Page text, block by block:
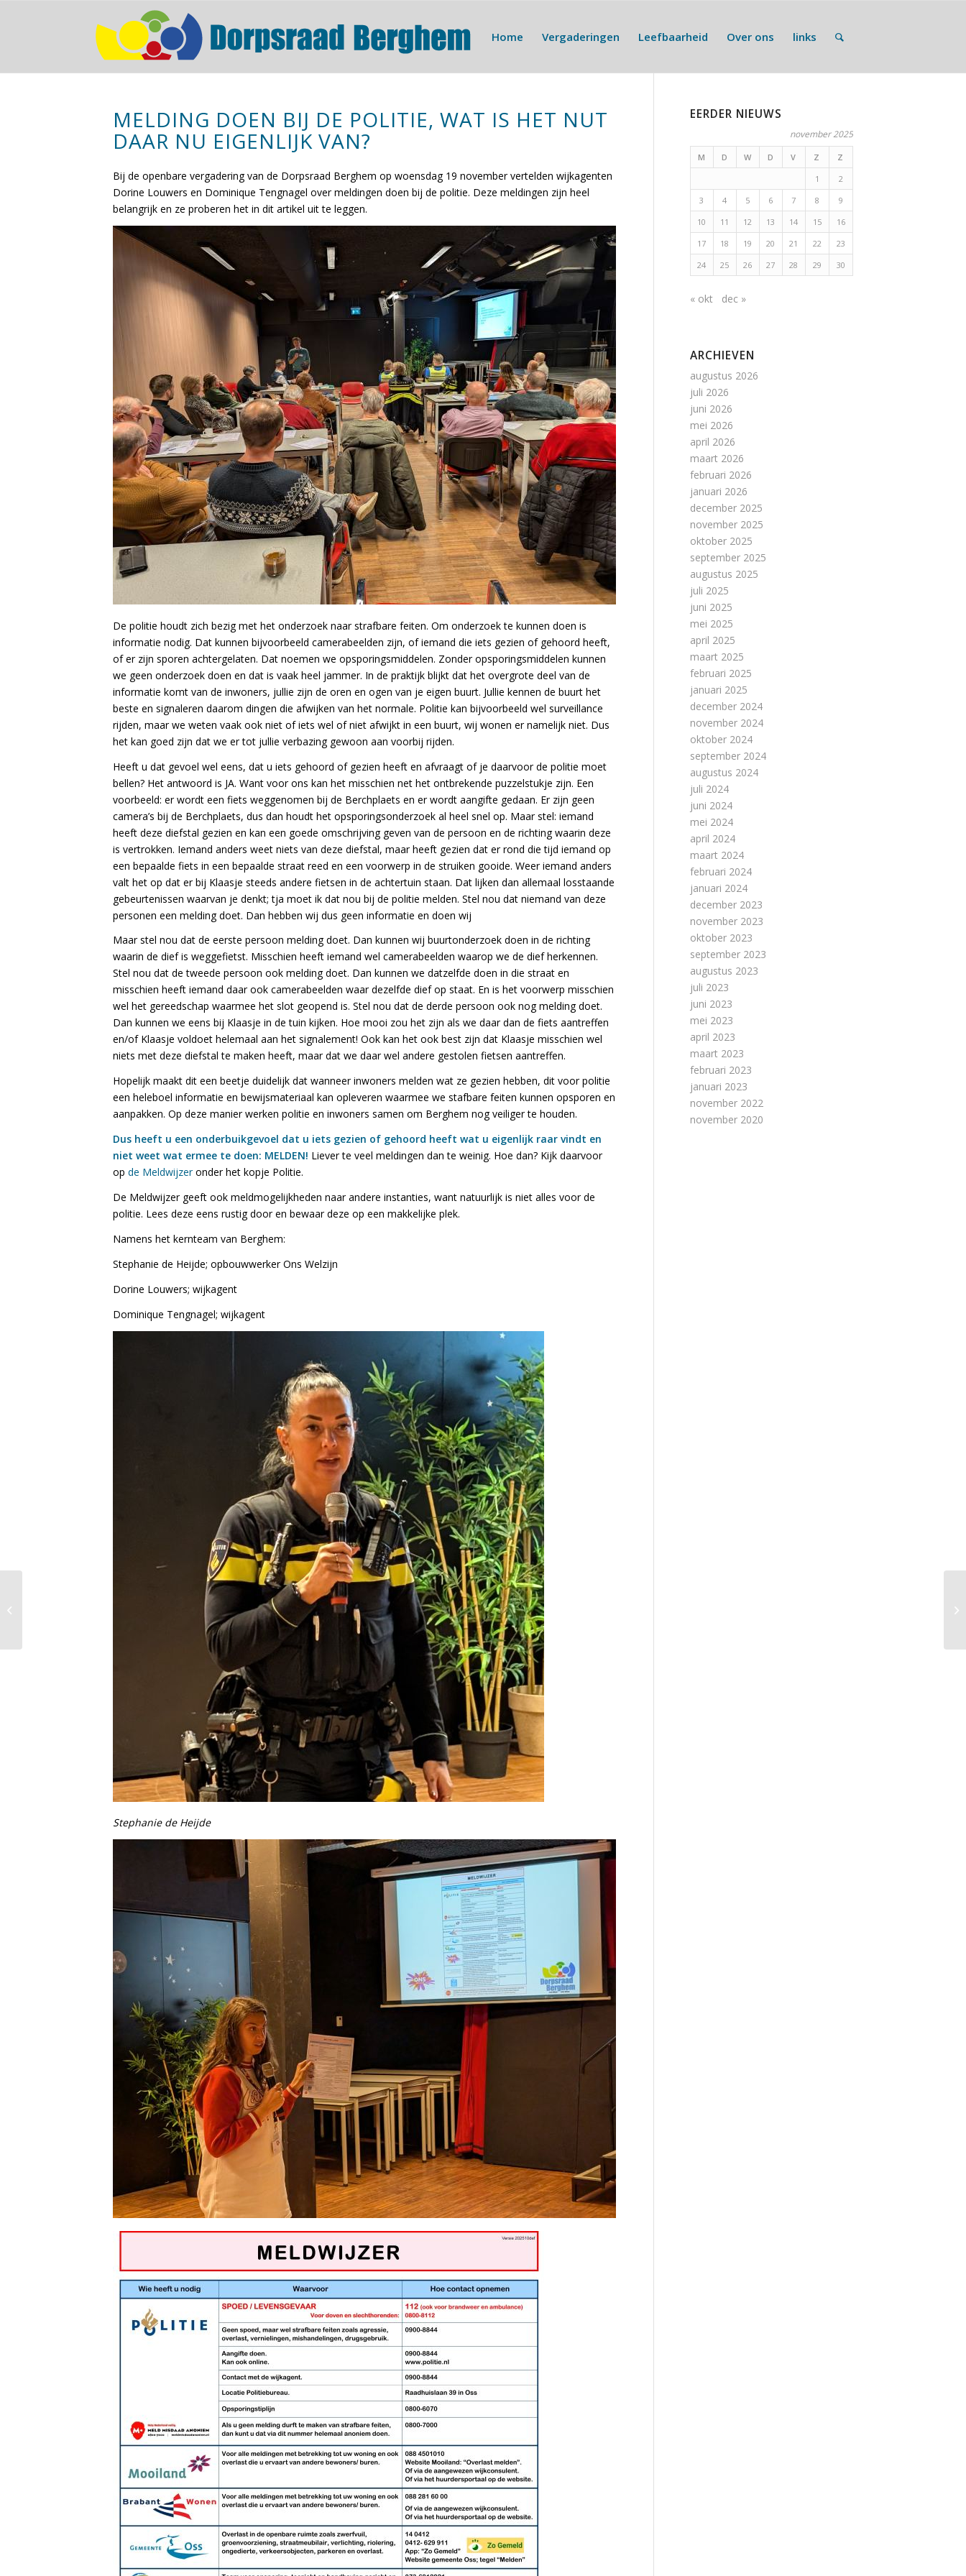
Home Vergaderingen Leefbaarheid Over ons links
MELDING DOEN BIJ DE POLITIE, WAT IS HET NUT
DAAR NU EIGENLIJK VAN?
Bij de openbare vergadering van de Dorpsraad Berghem op woensdag 19 november vertelden wijkagenten
Dorine Louwers en Dominique Tengnagel over meldingen doen bij de politie. Deze meldingen zijn heel
belangrijk en ze proberen het in dit artikel uit te leggen.
De politie houdt zich bezig met het onderzoek naar strafbare feiten. Om onderzoek te kunnen doen is
informatie nodig. Dat kunnen bijvoorbeeld camerabeelden zijn, of iemand die iets gezien of gehoord heeft,
of er zijn sporen achtergelaten. Dat noemen we opsporingsmiddelen. Zonder opsporingsmiddelen kunnen
we geen onderzoek doen en dat is vaak heel jammer. In de praktijk blijkt dat het overgrote deel van de
informatie komt van de inwoners, jullie zijn de oren en ogen van je eigen buurt. Jullie kennen de buurt het
beste en signaleren daarom dingen die afwijken van het normale. Politie kan bijvoorbeeld wel surveillance
rijden, maar we weten vaak ook niet of iets wel of niet afwijkt in een buurt, wij wonen er namelijk niet. Dus
het kan goed zijn dat we er tot jullie verbazing gewoon aan voorbij rijden.
Heeft u dat gevoel wel eens, dat u iets gehoord of gezien heeft en afvraagt of je daarvoor de politie moet
bellen? Het antwoord is JA. Want voor ons kan het misschien net het ontbrekende puzzelstukje zijn. Een
voorbeeld: er wordt een fiets weggenomen bij de Berchplaets en er wordt aangifte gedaan. Er zijn geen
camera’s bij de Berchplaets, dus dan houdt het opsporingsonderzoek al heel snel op. Maar stel: iemand
heeft deze diefstal gezien en kan een goede omschrijving geven van de persoon en de richting waarin deze
is vertrokken. Iemand anders weet niets van deze diefstal, maar heeft gezien dat er rond die tijd iemand op
een bepaalde fiets in een bepaalde straat reed en een voorwerp in de struiken gooide. Weer iemand anders
valt het op dat er bij Klaasje steeds andere fietsen in de achtertuin staan. Dat lijken dan allemaal losstaande
gebeurtenissen waarvan je denkt; tja moet ik dat nou bij de politie melden. Stel nou dat niemand van deze
personen een melding doet. Dan hebben wij dus geen informatie en doen wij
Maar stel nou dat de eerste persoon melding doet. Dan kunnen wij buurtonderzoek doen in de richting
waarin de dief is weggefietst. Misschien heeft iemand wel camerabeelden waarop we de dief herkennen.
Stel nou dat de tweede persoon ook melding doet. Dan kunnen we datzelfde doen in die straat en
misschien heeft iemand daar ook camerabeelden waar dezelfde dief op staat. En is het voorwerp misschien
wel het gereedschap waarmee het slot geopend is. Stel nou dat de derde persoon ook nog melding doet.
Dan kunnen we eens bij Klaasje in de tuin kijken. Hoe mooi zou het zijn als we daar dan de fiets aantreffen
en/of Klaasje voldoet helemaal aan het signalement! Ook kan het ook best zijn dat Klaasje misschien wel
niets met deze diefstal te maken heeft, maar dat we daar wel andere gestolen fietsen aantreffen.
Hopelijk maakt dit een beetje duidelijk dat wanneer inwoners melden wat ze gezien hebben, dit voor politie
een heleboel informatie en bewijsmateriaal kan opleveren waarmee we stafbare feiten kunnen opsporen en
aanpakken. Op deze manier werken politie en inwoners samen om Berghem nog veiliger te houden.
Dus heeft u een onderbuikgevoel dat u iets gezien of gehoord heeft wat u eigenlijk raar vindt en
niet weet wat ermee te doen: MELDEN! Liever te veel meldingen dan te weinig. Hoe dan? Kijk daarvoor
op de Meldwijzeronder het kopje Politie.
De Meldwijzer geeft ook meldmogelijkheden naar andere instanties, want natuurlijk is niet alles voor de
politie. Lees deze eens rustig door en bewaar deze op een makkelijke plek.
Namens het kernteam van Berghem:
Stephanie de Heijde; opbouwwerker Ons Welzijn
Dorine Louwers; wijkagent
Dominique Tengnagel; wijkagent
Stephanie de Heijde
EERDER NIEUWS
november 2025
M D W D V Z
Z
1
2
3
4 5 6 7 8
9
10
11 12 13 14 15
16
17
18 19 20 21 22
23
24
25 26 27 28 29 30
« okt dec »
ARCHIEVEN
augustus 2026
juli 2026
juni 2026
mei 2026
april 2026
maart 2026
februari 2026
januari 2026
december 2025
november 2025
oktober 2025
september 2025
augustus 2025
juli 2025
juni 2025
mei 2025
april 2025
maart 2025
februari 2025
januari 2025
december 2024
november 2024
oktober 2024
september 2024
augustus 2024
juli 2024
juni 2024
mei 2024
april 2024
maart 2024
februari 2024
januari 2024
december 2023
november 2023
oktober 2023
september 2023
augustus 2023
juli 2023
juni 2023
mei 2023
april 2023
maart 2023
februari 2023
januari 2023
november 2022
november 2020